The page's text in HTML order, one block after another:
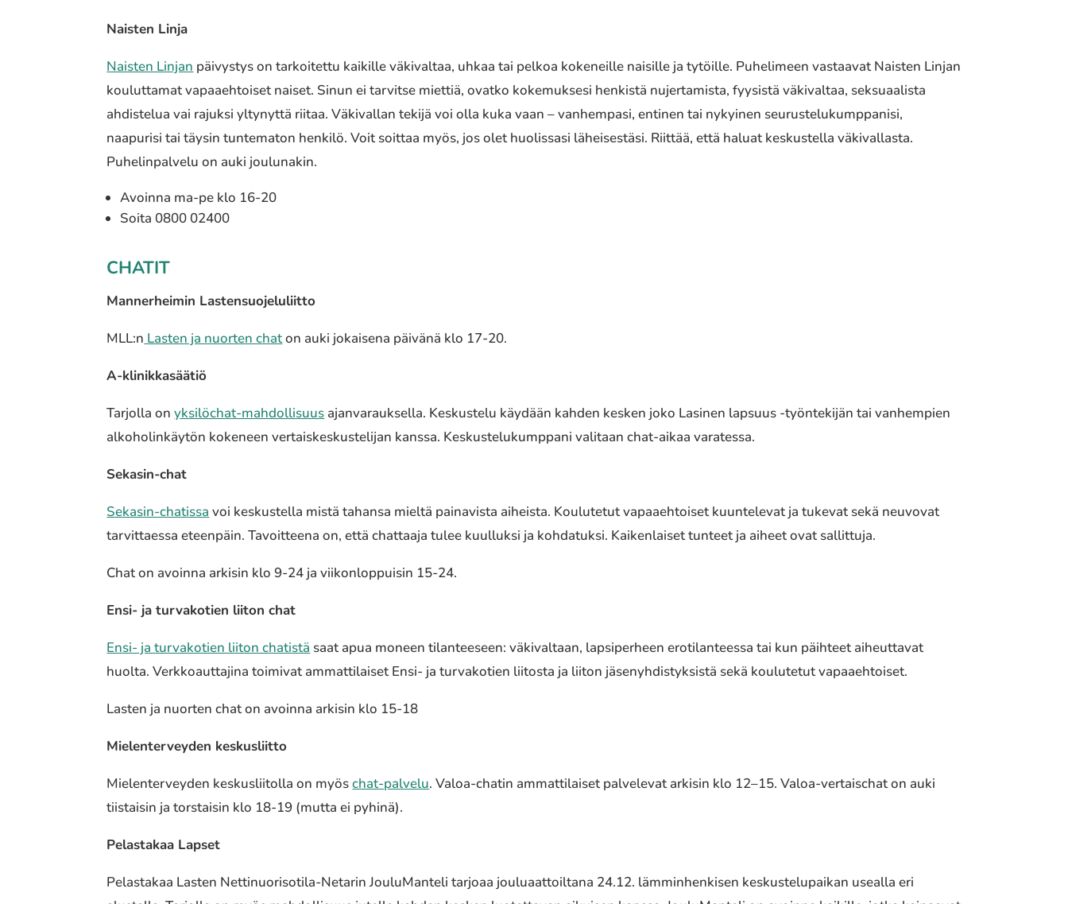
Naisten Linja
Naisten Linjan päivystys on tarkoitettu kaikille väkivaltaa, uhkaa tai pelkoa kokeneille naisille ja tytöille. Puhelimeen vastaavat Naisten Linjan
kouluttamat vapaaehtoiset naiset. Sinun ei tarvitse miettiä, ovatko kokemuksesi henkistä nujertamista, fyysistä väkivaltaa, seksuaalista
ahdistelua vai rajuksi yltynyttä riitaa. Väkivallan tekijä voi olla kuka vaan – vanhempasi, entinen tai nykyinen seurustelukumppanisi,
naapurisi tai täysin tuntematon henkilö. Voit soittaa myös, jos olet huolissasi läheisestäsi. Riittää, että haluat keskustella väkivallasta.
Puhelinpalvelu on auki joulunakin.
Avoinna ma-pe klo 16-20
Soita 0800 02400
CHATIT
Mannerheimin Lastensuojeluliitto
MLL:n Lasten ja nuorten chaton auki jokaisena päivänä klo 17-20.
A-klinikkasäätiö
Tarjolla onyksilöchat-mahdollisuus ajanvarauksella. Keskustelu käydään kahden kesken joko Lasinen lapsuus -työntekijän tai vanhempien
alkoholinkäytön kokeneen vertaiskeskustelijan kanssa. Keskustelukumppani valitaan chat-aikaa varatessa.
Sekasin-chat
Sekasin-chatissa voi keskustella mistä tahansa mieltä painavista aiheista. Koulutetut vapaaehtoiset kuuntelevat ja tukevat sekä neuvovat
tarvittaessa eteenpäin. Tavoitteena on, että chattaaja tulee kuulluksi ja kohdatuksi. Kaikenlaiset tunteet ja aiheet ovat sallittuja.
Chat on avoinna arkisin klo 9-24 ja viikonloppuisin 15-24.
Ensi- ja turvakotien liiton chat
Ensi- ja turvakotien liiton chatistä saat apua moneen tilanteeseen: väkivaltaan, lapsiperheen erotilanteessa tai kun päihteet aiheuttavat
huolta. Verkkoauttajina toimivat ammattilaiset Ensi- ja turvakotien liitosta ja liiton jäsenyhdistyksistä sekä koulutetut vapaaehtoiset.
Lasten ja nuorten chat on avoinna arkisin klo 15-18
Mielenterveyden keskusliitto
Mielenterveyden keskusliitolla on myöschat-palvelu. Valoa-chatin ammattilaiset palvelevat arkisin klo 12–15. Valoa-vertaischat on auki
tiistaisin ja torstaisin klo 18-19 (mutta ei pyhinä).
Pelastakaa Lapset
Pelastakaa Lasten Nettinuorisotila-Netarin JouluManteli tarjoaa jouluaattoiltana 24.12. lämminhenkisen keskustelupaikan usealla eri